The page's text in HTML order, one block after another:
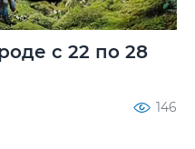
с 22 по 28
146